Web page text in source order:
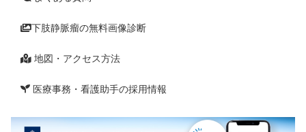
下肢静脈瘤の無料画像診断
地図・アクセス方法
医療事務・看護助手の採用情報